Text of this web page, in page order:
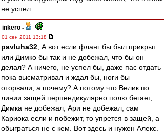
не успел.
inkero -
01 сен 2011 13:18
pavluha32 , А вот если фланг бы был прикрыт
или Димко бы так и не добежал, что бы он
делал? А ничего, не успел бы, даже пас отдать
пока высматривал и ждал бы, ноги бы
оторвали, а почему? А потому что Велик по
линии защей перпендикулярно полю бегает,
Димка не добежал, Ари не добежал, сам
Кариока если и побежит, то упрется в защей, а
обыграться не с кем. Вот здесь и нужен Алекс.